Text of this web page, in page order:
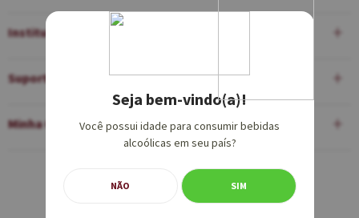
Institucional
Suporte
Minha Conta
Equipe de Vendas:
Seja bem-vindo(a)!
Você possui idade para consumir bebidas
alcoólicas em seu país?
NÃO SIM